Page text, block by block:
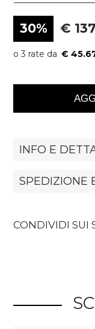
30% €
€
INFO E
SPEDIZIONE
CONDIVIDI SUI